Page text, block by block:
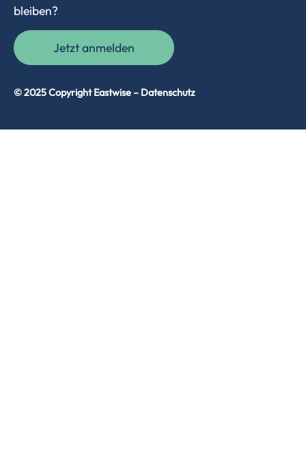
bleiben?
Jetzt anmelden
© 2025 Copyright Eastwise – Datenschutz